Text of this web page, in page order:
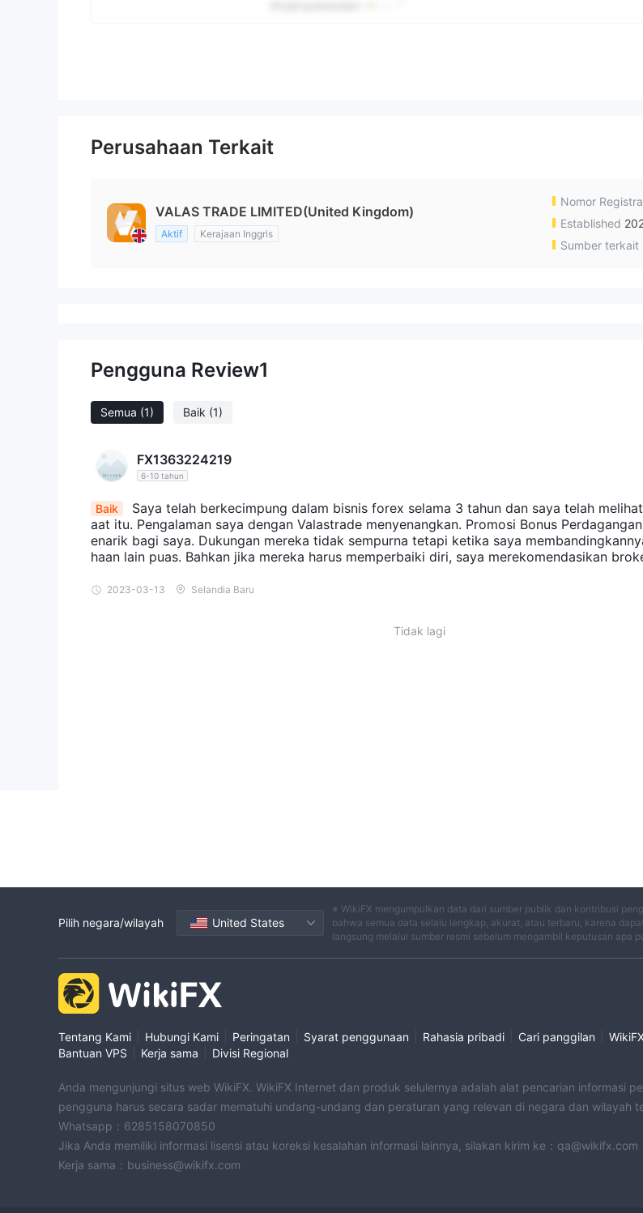
Perusahaan Terkait
VALAS TRADE LIMITED(United Kingdom)
Aktif Kerajaan Inggris
Nomor
Established
Sumber terkait
Pengguna Review1
Semua (1) Baik (1)
FX1363224219
6-10 tahun
Baik
Saya telah berkecimpung dalam bisnis forex selama 3 tahun dan saya telah
aat itu. Pengalaman saya dengan Valastrade menyenangkan. Promosi Bonus
enarik bagi saya. Dukungan mereka tidak sempurna tetapi ketika saya
haan lain puas. Bahkan jika mereka harus memperbaiki diri, saya merekomendasikan
2023-03-13 Selandia Baru
Tidak lagi
Pilih negara/wilayah United States
※ WikiFX mengumpulkan data dari sumber publik dan kontribusi
bahwa semua data selalu lengkap, akurat, atau terbaru, karena
langsung melalui sumber resmi sebelum mengambil keputusan apa
Tentang Kami Hubungi Kami Peringatan Syarat penggunaan Rahasia pribadi Cari panggilan
Bantuan VPS
Kerja sama Divisi Regional
Anda mengunjungi situs web WikiFX. WikiFX Internet dan produk selulernya adalah alat pencarian informasi
pengguna harus secara sadar mematuhi undang-undang dan peraturan yang relevan di negara dan wilayah
Whatsapp：6285158070850
Jika Anda memiliki informasi lisensi atau koreksi kesalahan informasi lainnya, silakan kirim ke：qa@wikifx.com
Kerja sama：business@wikifx.com